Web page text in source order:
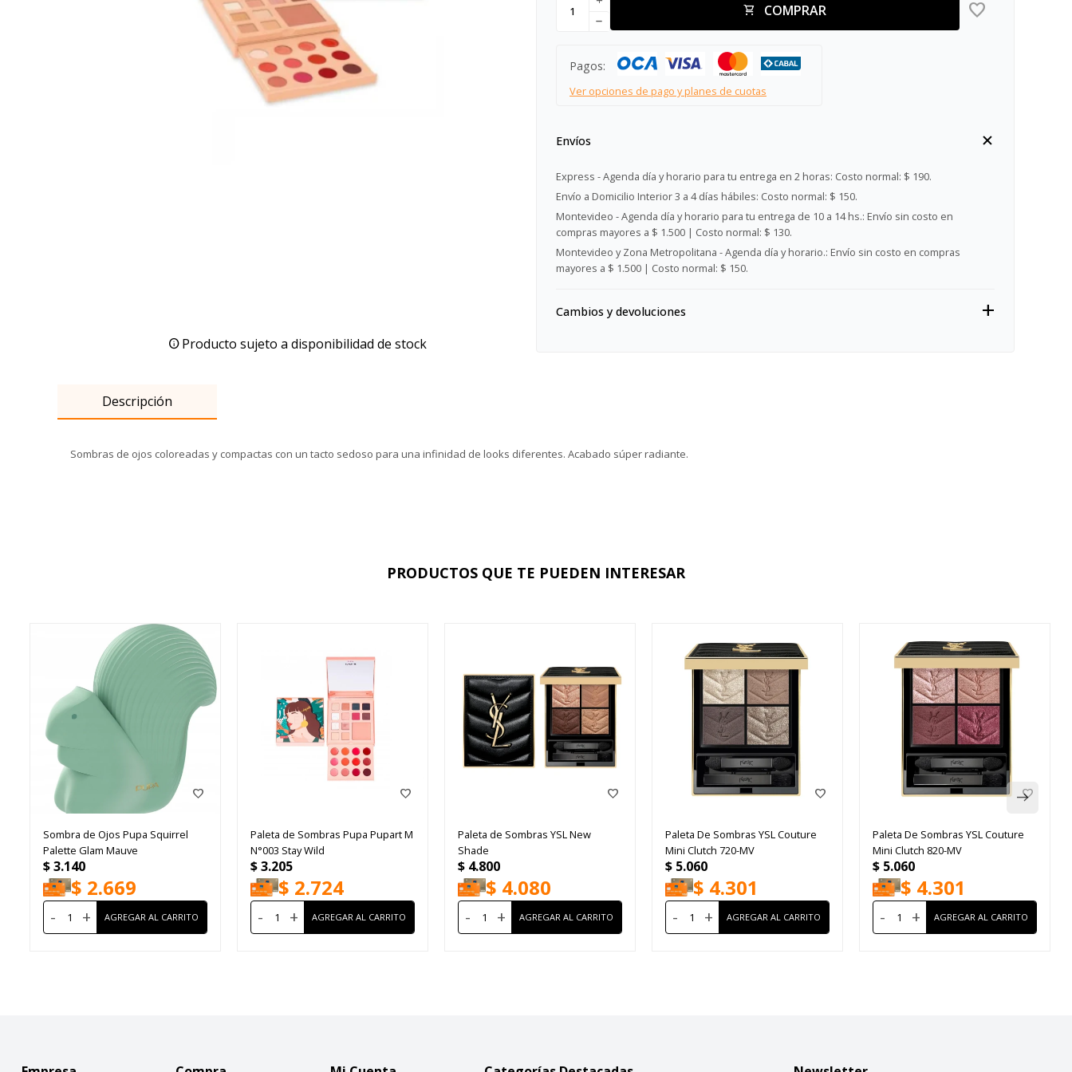
Producto sujeto a disponibilidad de stock
COMPRAR
remove
Pagos:
Ver opciones de pago y planes de cuotas
Envíos
Express - Agenda día y horario para tu entrega en 2 horas: Costo normal: $ 190.
Envío a Domicilio Interior 3 a 4 días hábiles: Costo normal: $ 150.
Montevideo - Agenda día y horario para tu entrega de 10 a 14 hs.: Envío sin costo en
compras mayores a $ 1.500 | Costo normal: $ 130.
Montevideo y Zona Metropolitana - Agenda día y horario.: Envío sin costo en compras
mayores a $ 1.500 | Costo normal: $ 150.
Cambios y devoluciones
Descripción
Sombras de ojos coloreadas y compactas con un tacto sedoso para una infinidad de looks diferentes. Acabado súper radiante.
PRODUCTOS QUE TE PUEDEN INTERESAR
Sombra de Ojos Pupa Squirrel
Palette Glam Mauve
$3.140
$ 2.669
- +
Paleta de Sombras Pupa Pupart M
N°003 Stay Wild
$3.205
$ 2.724
- +
Paleta de Sombras YSL New
Shade
$ 4.800
$ 4.080
- +
Paleta De Sombras YSL Couture
Mini Clutch 720-MV
$ 5.060
$ 4.301
- +
Paleta De Sombras YSL Couture
Mini Clutch 820-MV
$ 5.060
$ 4.301
- +